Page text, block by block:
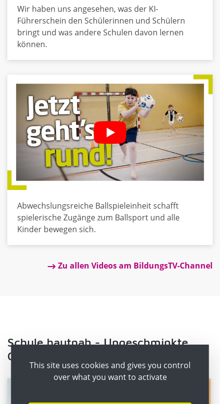
Wir haben uns angesehen, was der KI-
Führerschein den Schülerinnen und Schülern
bringt und was andere Schulen davon lernen
können.
Abwechslungsreiche Ballspieleinheit schafft
spielerische Zugänge zum Ballsport und alle
Kinder bewegen sich.
Zu allen Videos am BildungsTV-Channel
Schule hautnah - Ungeschminkte
Geschichten aus dem Schulalltag
This site uses cookies and gives you control
over what you want to activate